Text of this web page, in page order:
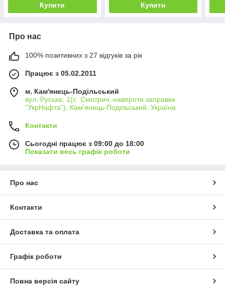
Купити Купити
Про нас
100% позитивних з 27 відгуків за рік
Працює з 05.02.2011
м. Кам'янець-Подільський
вул. Руська, 1(с. Смотрич, навпроти заправки
"УкрНафта"), Кам'янець-Подільський, Україна
Контакти
Сьогодні працює з 09:00 до 18:00
Показати весь графік роботи
Про нас
Контакти
Доставка та оплата
Графік роботи
Повна версія сайту